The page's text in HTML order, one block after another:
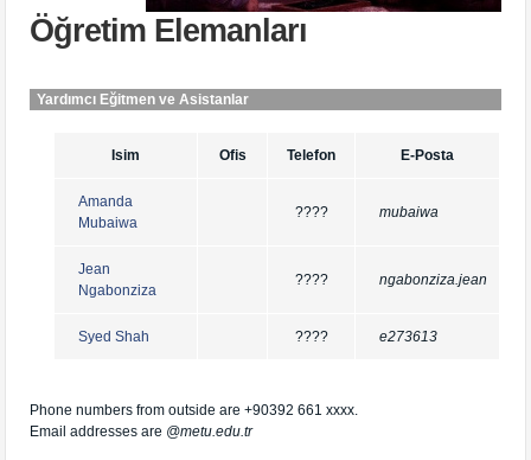
Öğretim Elemanları
Yardımcı Eğitmen ve Asistanlar
Isim Ofis Telefon E-Posta
Amanda
Mubaiwa
???? mubaiwa
Jean
Ngabonziza
???? ngabonziza.jean
Syed Shah ???? e273613
Phone numbers from outside are +90392 661 xxxx.
Email addresses are @metu.edu.tr